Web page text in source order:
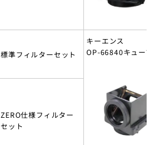
標準フィルターセット
キーエンス
OP-66840キューブ付
ZERO仕様フィルター
セット